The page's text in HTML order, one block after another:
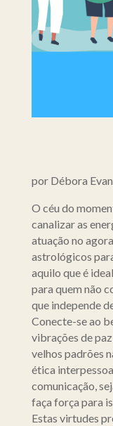
por Débora
O céu do
canalizar as
atuação no
astrológicos
aquilo que é
para quem não
que independe
Conecte-se ao
vibrações de
velhos padrões
ética
comunicação,
faça força para
Estas virtudes